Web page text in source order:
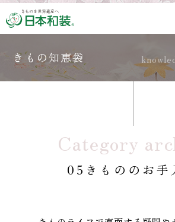
きもの知恵袋
Category
05きもののお手